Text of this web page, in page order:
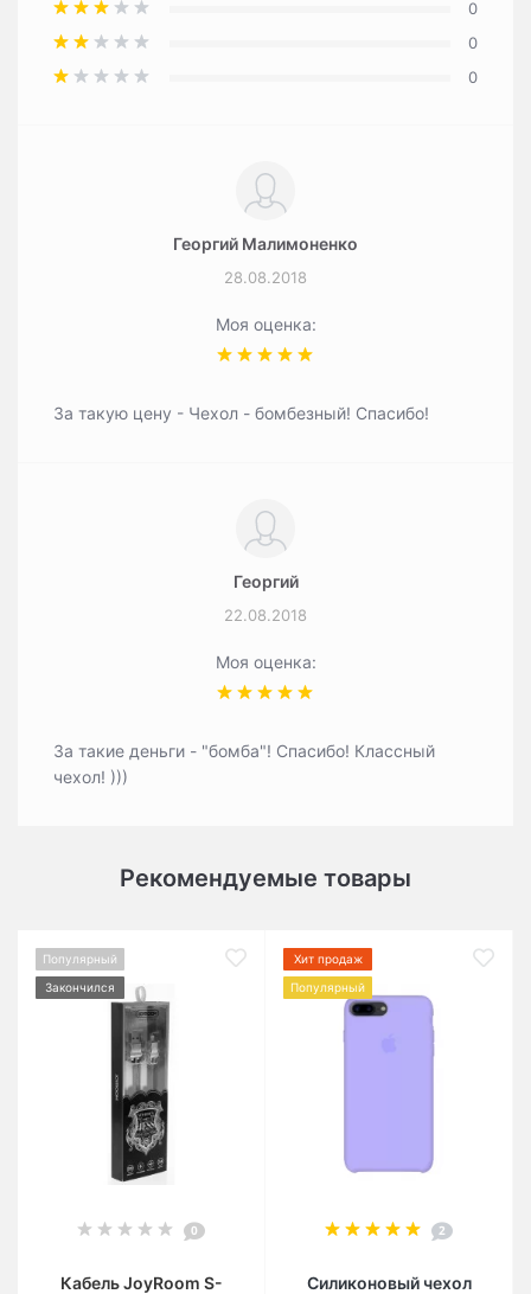
0
0
0
Георгий Малимоненко
28.08.2018
Моя оценка:
За такую цену - Чехол - бомбезный! Спасибо!
Георгий
22.08.2018
Моя оценка:
За такие деньги - "бомба"! Спасибо! Классный
чехол! )))
Рекомендуемые товары
Популярный
Закончился
0
Кабель JoyRoom S-
Хит продаж
Популярный
2
Силиконовый чехол